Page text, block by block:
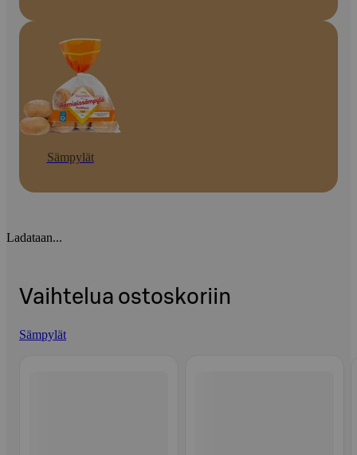
Sämpylät
Ladataan...
Vaihtelua ostoskoriin
Sämpylät